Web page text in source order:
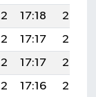
17:18
20:36
17:17
20:35
17:17
20:34
17:16
20:32